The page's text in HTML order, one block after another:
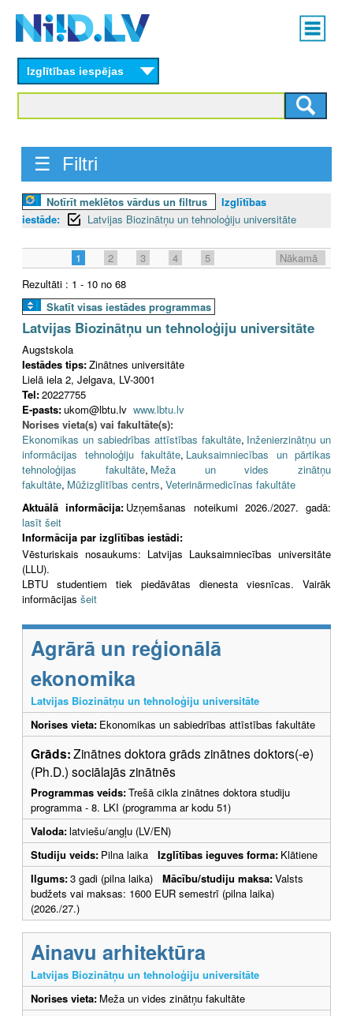
content
Main
menu
Izglītības iespējas
☰ Filtri
Notīrīt meklētos vārdus un filtrus
Izglītības
iestāde:
Latvijas Biozinātņu un tehnoloģiju universitāte
1 2 3 4 5
Nākamā
Rezultāti : 1 - 10 no 68
Skatīt visas iestādes programmas
Latvijas Biozinātņu un tehnoloģiju universitāte
Augstskola
Iestādes tips:Zinātnes universitāte
Lielā iela 2, Jelgava, LV-3001
Tel:20227755
E-pasts:ukom@lbtu.lv www.lbtu.lv
Norises vieta(s) vai fakultāte(s):
Ekonomikas un sabiedrības attīstības fakultāte, Inženierzinātņu un
informācijas tehnoloģiju fakultāte, Lauksaimniecības un pārtikas
tehnoloģijas fakultāte, Meža un vides zinātņu
fakultāte, Mūžizglītības centrs, Veterinārmedicīnas fakultāte
Aktuālā informācija: Uzņemšanas noteikumi 2026./2027. gadā:
lasīt šeit
Informācija par izglītības iestādi:
Vēsturiskais nosaukums: Latvijas Lauksaimniecības universitāte
(LLU).
LBTU studentiem tiek piedāvātas dienesta viesnīcas. Vairāk
informācijas šeit
Agrārā un reģionālā
ekonomika
Latvijas Biozinātņu un tehnoloģiju universitāte
Norises vieta: Ekonomikas un sabiedrības attīstības fakultāte
Grāds:Zinātnes doktora grāds zinātnes doktors(-e)
(Ph.D.) sociālajās zinātnēs
Programmas veids:Trešā cikla zinātnes doktora studiju
programma - 8. LKI (programma ar kodu 51)
Valoda:latviešu/angļu (LV/EN)
Studiju veids: Pilna laika Izglītības ieguves forma: Klātiene
Ilgums:3 gadi (pilna laika) Mācību/studiju maksa:Valsts
budžets vai maksas: 1600 EUR semestrī (pilna laika)
(2026./27.)
Ainavu arhitektūra
Latvijas Biozinātņu un tehnoloģiju universitāte
Norises vieta: Meža un vides zinātņu fakultāte